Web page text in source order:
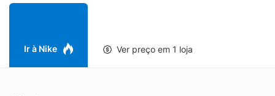
Ir à Nike Ver preço em 1 loja